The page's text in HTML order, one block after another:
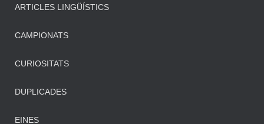
ARTICLES LINGÜÍSTICS
CAMPIONATS
CURIOSITATS
DUPLICADES
EINES